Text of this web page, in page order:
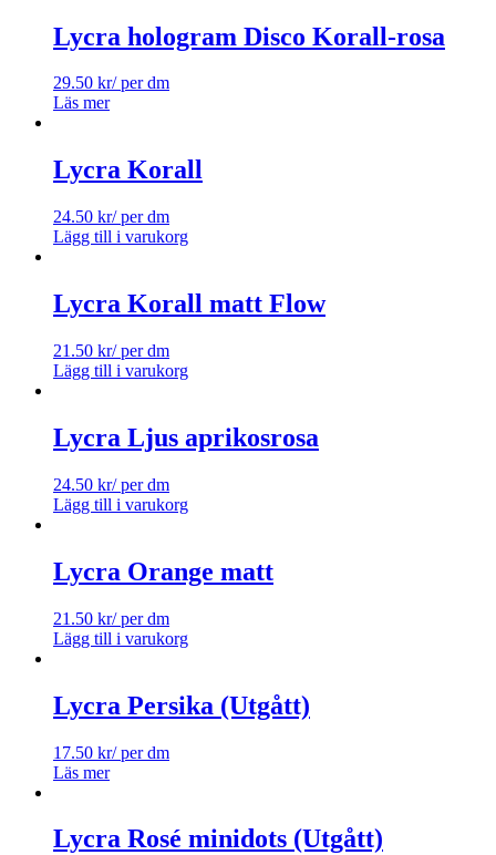
Lycra hologram Disco Korall-rosa
29.50 kr/ per dm
Läs mer
Lycra Korall
24.50 kr/ per dm
Lägg till i varukorg
Lycra Korall matt Flow
21.50 kr/ per dm
Lägg till i varukorg
Lycra Ljus aprikosrosa
24.50 kr/ per dm
Lägg till i varukorg
Lycra Orange matt
21.50 kr/ per dm
Lägg till i varukorg
Lycra Persika (Utgått)
17.50 kr/ per dm
Läs mer
Lycra Rosé minidots (Utgått)